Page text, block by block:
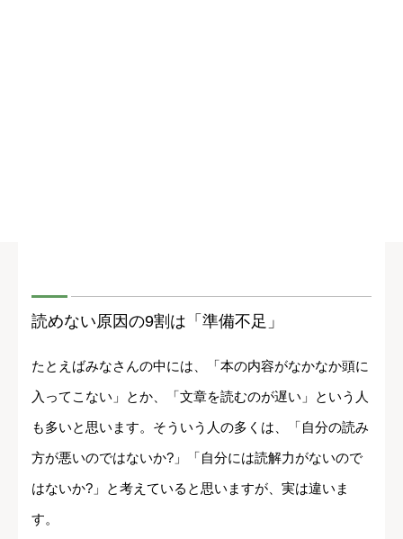
読めない原因の9割は「準備不足」
たとえばみなさんの中には、「本の内容がなかなか頭に
入ってこない」とか、「文章を読むのが遅い」という人
も多いと思います。そういう人の多くは、「自分の読み
方が悪いのではないか?」「自分には読解力がないので
はないか?」と考えていると思いますが、実は違いま
す。